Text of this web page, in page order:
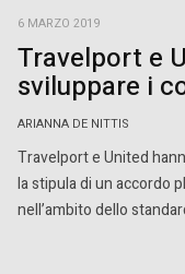
6 MARZO 2019
Travelport e
sviluppare i
ARIANNA DE NITTIS
Travelport e United
la stipula di un accordo
nell’ambito dello